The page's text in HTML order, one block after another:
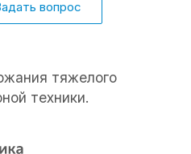
вопрос
тяжелого
техники.